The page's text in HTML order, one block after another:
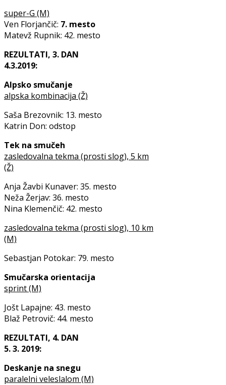
super-G (M)
Ven Florjančič: 7. mesto
Matevž Rupnik: 42. mesto
REZULTATI, 3. DAN
4.3.2019:
Alpsko smučanje
alpska kombinacija (Ž)
Saša Brezovnik: 13. mesto
Katrin Don: odstop
Tek na smučeh
zasledovalna tekma (prosti slog), 5 km
(Ž)
Anja Žavbi Kunaver: 35. mesto
Neža Žerjav: 36. mesto
Nina Klemenčič: 42. mesto
zasledovalna tekma (prosti slog), 10 km
(M)
Sebastjan Potokar: 79. mesto
Smučarska orientacija
sprint (M)
Jošt Lapajne: 43. mesto
Blaž Petrovič: 44. mesto
REZULTATI, 4. DAN
5. 3. 2019:
Deskanje na snegu
paralelni veleslalom (M)